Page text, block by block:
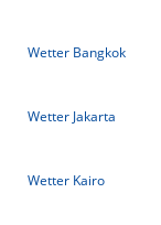
Wetter Bangkok
Wetter Jakarta
Wetter Kairo